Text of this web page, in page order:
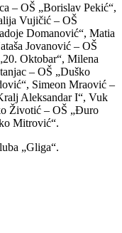
– OŠ „Borislav Pekić“,
Vujičić – OŠ
Domanović“, Matia
Jovanović – OŠ
Oktobar“, Milena
– OŠ „Duško
Simeon Mraović –
Aleksandar I“, Vuk
Životić – OŠ „Đuro
Mitrović“.
„Gliga“.